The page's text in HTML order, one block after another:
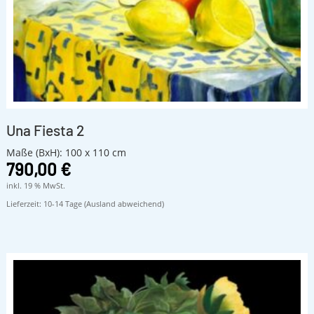
Una Fiesta 2
Maße (BxH): 100 x 110 cm
790,00 €
inkl. 19 % MwSt.
Lieferzeit: 10-14 Tage (Ausland abweichend)